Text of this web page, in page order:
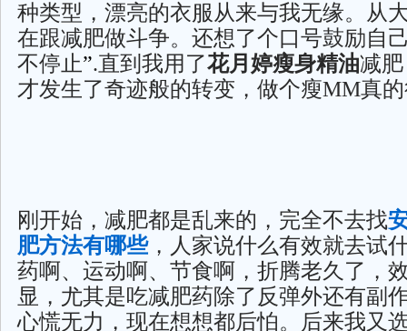
种类型，漂亮的衣服从来与我无缘。从
在跟减肥做斗争。还想了个口号鼓励自
不停止”.直到我用了花月婷瘦身精油减
才发生了奇迹般的转变，做个瘦MM真
刚开始，减肥都是乱来的，完全不去找
肥方法有哪些，人家说什么有效就去试
药啊、运动啊、节食啊，折腾老久了，
显，尤其是吃减肥药除了反弹外还有副
心慌无力，现在想想都后怕。后来我又